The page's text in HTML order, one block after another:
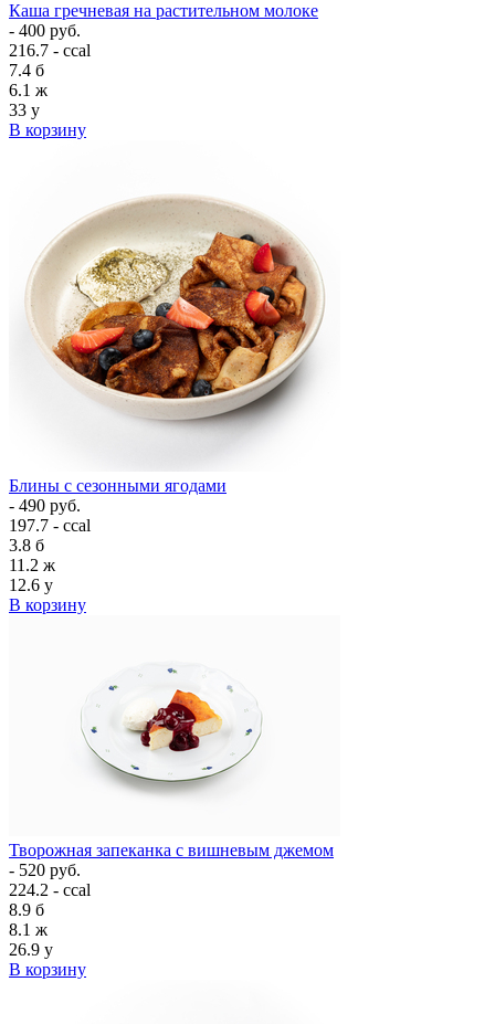
Каша гречневая на растительном молоке
- 400 руб.
216.7 - ccal
7.4 б
6.1 ж
33 у
В корзину
Блины с сезонными ягодами
- 490 руб.
197.7 - ccal
3.8 б
11.2 ж
12.6 у
В корзину
Творожная запеканка с вишневым джемом
- 520 руб.
224.2 - ccal
8.9 б
8.1 ж
26.9 у
В корзину